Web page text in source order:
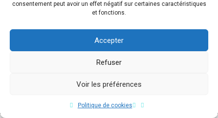
consentement peut avoir un effet négatif sur certaines caractéristiques
et fonctions.
Accepter
Refuser
Voir les préférences
Politique de cookies
Copyright © 2017 Flavio Da Costa. All Rights Reserved.